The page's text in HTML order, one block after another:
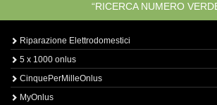
“RICERCA NUMERO
Riparazione Elettrodomestici
5 x 1000 onlus
CinquePerMilleOnlus
MyOnlus